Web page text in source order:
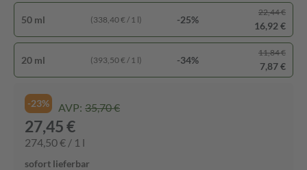
50 ml (338,40 € / 1 l) -25%
22,44 €
16,92 €
20 ml (393,50 € / 1 l) -34%
11,84 €
7,87 €
-23% AVP: 35,70 €
27,45 €
274,50 € / 1 l
sofort lieferbar